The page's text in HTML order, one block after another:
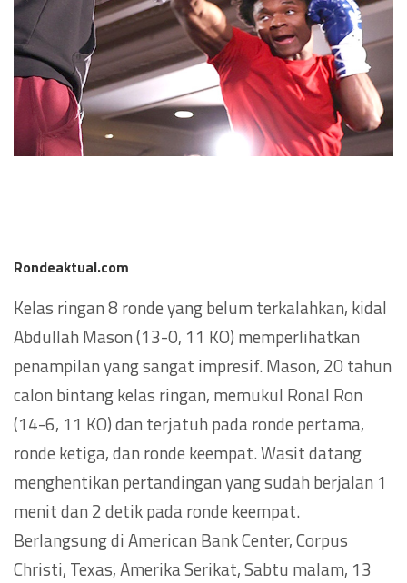
Rondeaktual.com
Kelas ringan 8 ronde yang belum terkalahkan, kidal
Abdullah Mason (13-0, 11 KO) memperlihatkan
penampilan yang sangat impresif. Mason, 20 tahun
calon bintang kelas ringan, memukul Ronal Ron
(14-6, 11 KO) dan terjatuh pada ronde pertama,
ronde ketiga, dan ronde keempat. Wasit datang
menghentikan pertandingan yang sudah berjalan 1
menit dan 2 detik pada ronde keempat.
Berlangsung di American Bank Center, Corpus
Christi, Texas, Amerika Serikat, Sabtu malam, 13